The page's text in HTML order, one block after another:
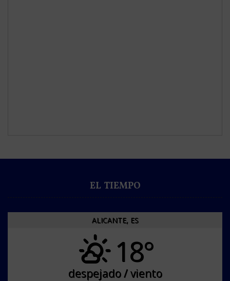
EL TIEMPO
ALICANTE, ES
18°
despejado / viento